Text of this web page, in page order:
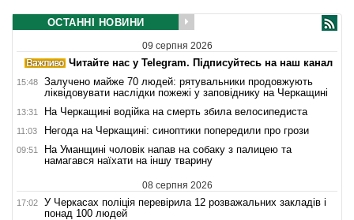
ОСТАННІ НОВИНИ
09 серпня 2026
Читайте нас у Telegram. Підписуйтесь на наш канал
15:48
Залучено майже 70 людей: рятувальники продовжують
ліквідовувати наслідки пожежі у заповіднику на Черкащині
13:31 На Черкащині водійка на смерть збила велосипедиста
11:03 Негода на Черкащині: синоптики попередили про грози
09:51
На Уманщині чоловік напав на собаку з палицею та
намагався наїхати на іншу тварину
08 серпня 2026
17:02
У Черкасах поліція перевірила 12 розважальних закладів і
понад 100 людей